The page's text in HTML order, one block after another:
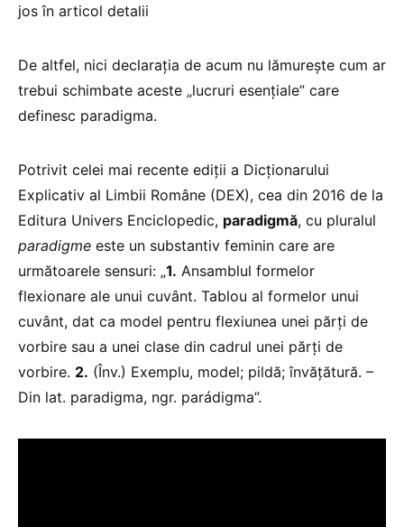
jos în articol detalii
De altfel, nici declarația de acum nu lămurește cum ar
trebui schimbate aceste „lucruri esențiale” care
definesc paradigma.
Potrivit celei mai recente ediții a Dicționarului
Explicativ al Limbii Române (DEX), cea din 2016 de la
Editura Univers Enciclopedic, paradigmă, cu pluralul
paradigme este un substantiv feminin care are
următoarele sensuri: „1. Ansamblul formelor
flexionare ale unui cuvânt. Tablou al formelor unui
cuvânt, dat ca model pentru flexiunea unei părți de
vorbire sau a unei clase din cadrul unei părți de
vorbire. 2. (Înv.) Exemplu, model; pildă; învățătură. –
Din lat. paradigma, ngr. parádigma”.